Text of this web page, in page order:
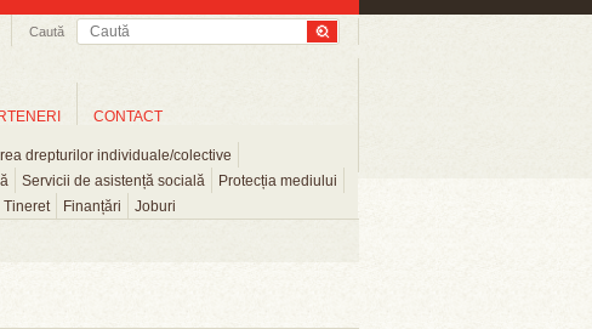
Caută
drepturilor individuale/colective
Servicii de asistență socială
Protecția mediului
Tineret Finanțări Joburi
CONTACT